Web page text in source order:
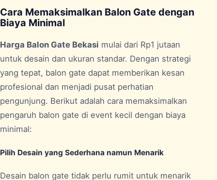
Cara Memaksimalkan Balon Gate dengan
Biaya Minimal
Harga Balon Gate Bekasi mulai dari Rp1 jutaan
untuk desain dan ukuran standar. Dengan strategi
yang tepat, balon gate dapat memberikan kesan
profesional dan menjadi pusat perhatian
pengunjung. Berikut adalah cara memaksimalkan
pengaruh balon gate di event kecil dengan biaya
minimal:
Pilih Desain yang Sederhana namun Menarik
Desain balon gate tidak perlu rumit untuk menarik